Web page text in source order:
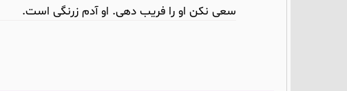
سعی نکن او را فریب دهی. او آدم زرنگی است.